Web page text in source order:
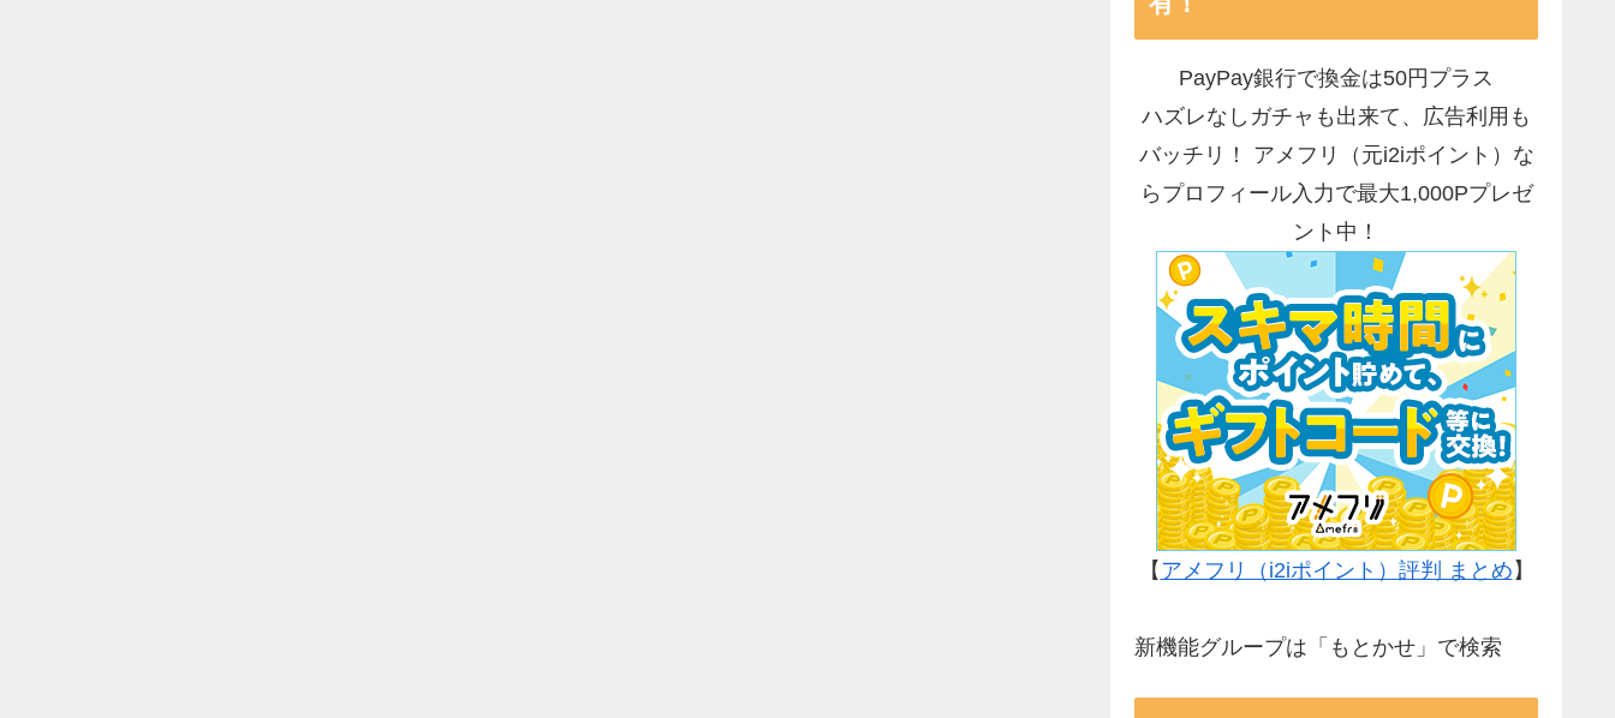
PayPay銀行で換金は50円プラス
ハズレなしガチャも出来て、広告利用も
バッチリ！ アメフリ（元i2iポイント）な
らプロフィール入力で最大1,000Pプレゼ
ント中！
【 アメフリ（i2iポイント）評判 まとめ 】
新機能グループは「もとかせ」で検索